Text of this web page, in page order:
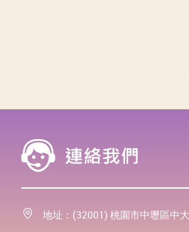
地址：(32001) 桃園市中壢區中